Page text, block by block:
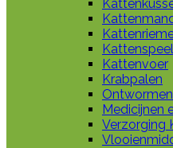
Kattenvoer
Krabpalen
Medicijnen
Verzorging